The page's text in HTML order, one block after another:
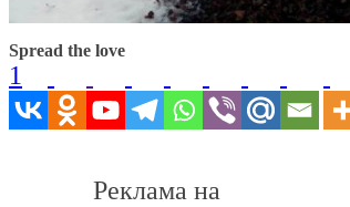
Spread the love
1
Реклама на